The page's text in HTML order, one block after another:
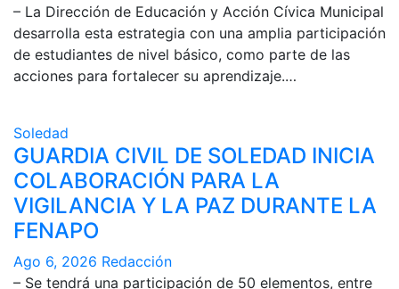
– La Dirección de Educación y Acción Cívica Municipal
desarrolla esta estrategia con una amplia participación
de estudiantes de nivel básico, como parte de las
acciones para fortalecer su aprendizaje.…
Soledad
GUARDIA CIVIL DE SOLEDAD INICIA
COLABORACIÓN PARA LA
VIGILANCIA Y LA PAZ DURANTE LA
FENAPO
Ago 6, 2026 Redacción
– Se tendrá una participación de 50 elementos, entre